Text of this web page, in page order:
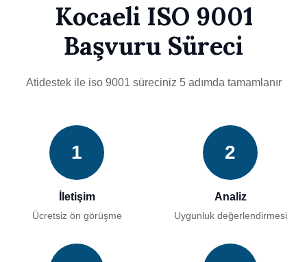
Kocaeli ISO 9001
Başvuru Süreci
Atidestek ile iso 9001 süreciniz 5 adımda tamamlanır
1
İletişim
Ücretsiz ön görüşme
2
Analiz
Uygunluk değerlendirmesi